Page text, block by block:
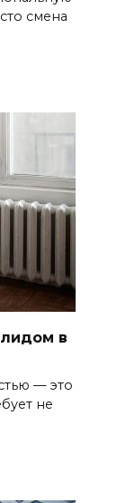
смена
в
— это
не